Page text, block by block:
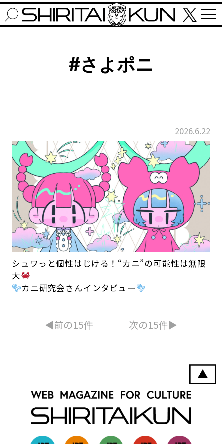
#さよポニ
2026.6.22
シュワっと個性はじける！“カニ”の可能性は無限
大
カニ研究会さんインタビュー
◀︎前の15件 次の15件▶︎